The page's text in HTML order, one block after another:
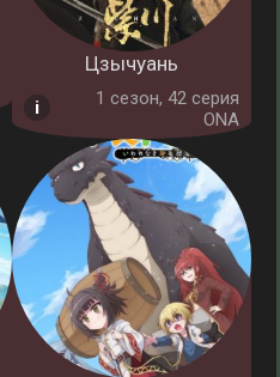
Цзычуань
1 cезон, 42 серия
ONA